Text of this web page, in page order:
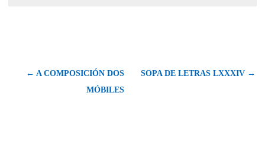
← A COMPOSICIÓN DOS
MÓBILES
SOPA DE LETRAS LXXXIV →